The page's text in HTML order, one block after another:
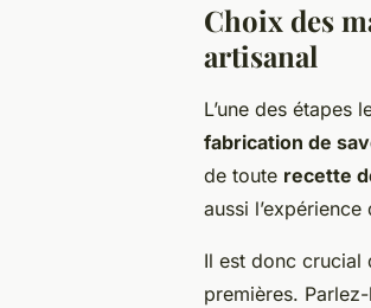
Choix des
artisanal
L’une des étapes
fabrication de
de toute recette
aussi
Il est donc crucial
premières.